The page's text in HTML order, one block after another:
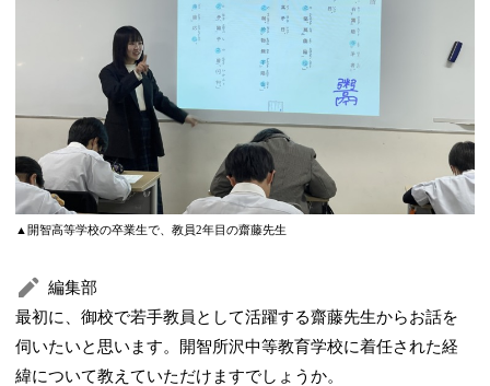
▲開智高等学校の卒業生で、教員2年目の齋藤先生
編集部
最初に、御校で若手教員として活躍する齋藤先生からお話を
伺いたいと思います。開智所沢中等教育学校に着任された経
緯について教えていただけますでしょうか。